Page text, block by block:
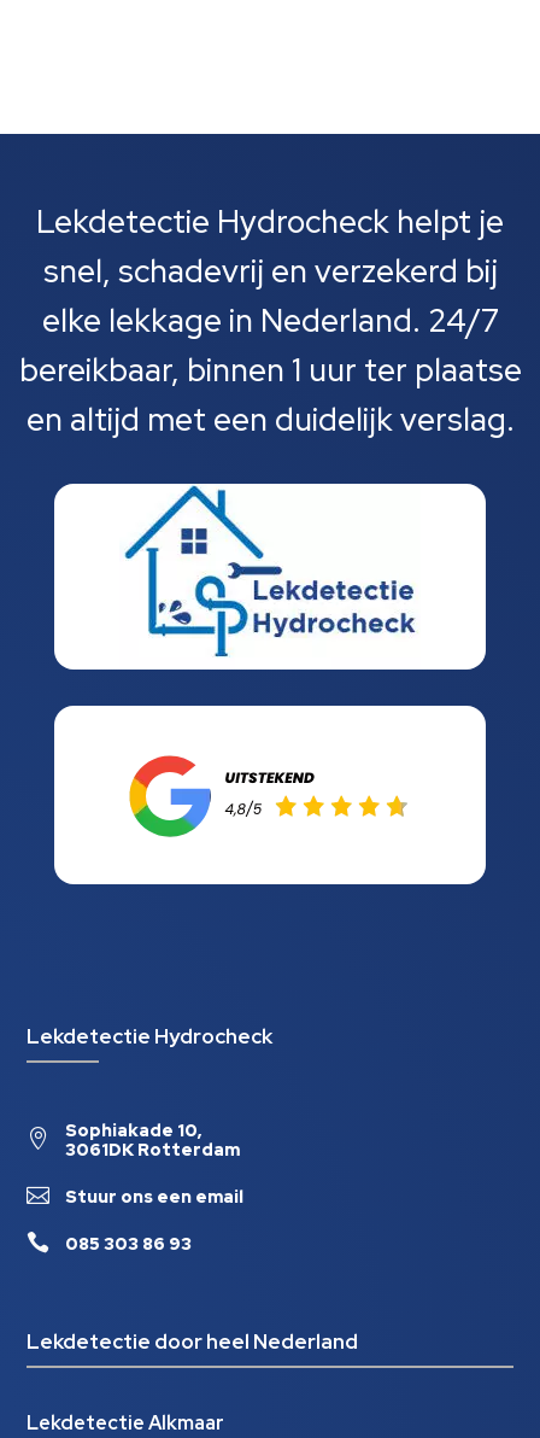
Lekdetectie Hydrocheck helpt je
snel, schadevrij en verzekerd bij
elke lekkage in Nederland. 24/7
bereikbaar, binnen 1 uur ter plaatse
en altijd met een duidelijk verslag.
Lekdetectie Hydrocheck

Sophiakade 10,
3061DK Rotterdam
 Stuur ons een email
 085 303 86 93
Lekdetectie door heel Nederland
Lekdetectie Alkmaar